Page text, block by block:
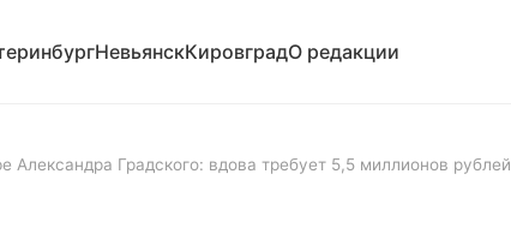
НевьянскКировградО редакции
Александра Градского: вдова требует 5,5 миллионов рублей